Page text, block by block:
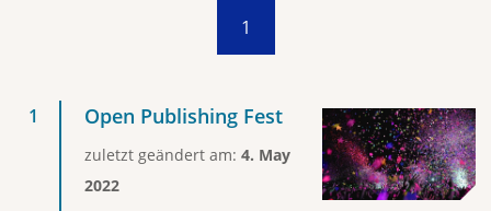
1
Open Publishing Fest
zuletzt geändert am: 4. May
2022